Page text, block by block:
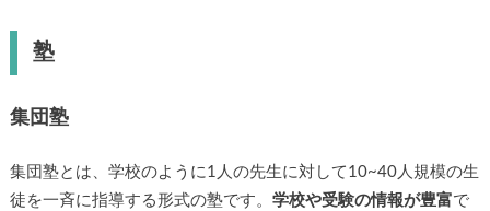
塾
集団塾
集団塾とは、学校のように1人の先生に対して10~40人規模の生
徒を一斉に指導する形式の塾です。 学校や受験の情報が豊富で